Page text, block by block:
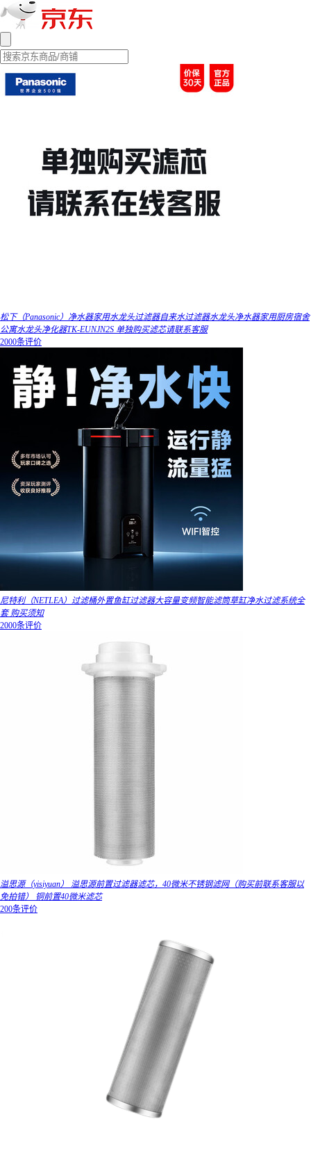
松下（Panasonic）净水器家用水龙头过滤器自来水过滤器水龙头净水器家用厨房宿舍
公寓水龙头净化器TK-EUNJN2S 单独购买滤芯请联系客服
2000条评价
尼特利（NETLEA）过滤桶外置鱼缸过滤器大容量变频智能滤筒草缸净水过滤系统全
套 购买须知
2000条评价
溢思源（yisiyuan） 溢思源前置过滤器滤芯，40微米不锈钢滤网（购买前联系客服以
免拍错） 铜前置40微米滤芯
200条评价